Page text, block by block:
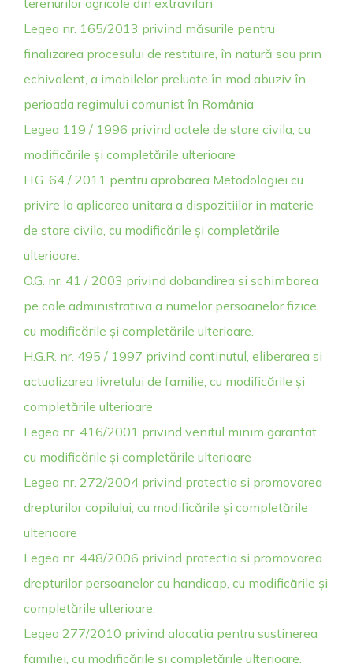
terenurilor agricole din extravilan
Legea nr. 165/2013 privind măsurile pentru
finalizarea procesului de restituire, în natură sau prin
echivalent, a imobilelor preluate în mod abuziv în
perioada regimului comunist în România
Legea 119 / 1996 privind actele de stare civila, cu
modificările și completările ulterioare
H.G. 64 / 2011 pentru aprobarea Metodologiei cu
privire la aplicarea unitara a dispozitiilor in materie
de stare civila, cu modificările și completările
ulterioare.
O.G. nr. 41 / 2003 privind dobandirea si schimbarea
pe cale administrativa a numelor persoanelor fizice,
cu modificările și completările ulterioare.
H.G.R. nr. 495 / 1997 privind continutul, eliberarea si
actualizarea livretului de familie, cu modificările și
completările ulterioare
Legea nr. 416/2001 privind venitul minim garantat,
cu modificările și completările ulterioare
Legea nr. 272/2004 privind protectia si promovarea
drepturilor copilului, cu modificările și completările
ulterioare
Legea nr. 448/2006 privind protectia si promovarea
drepturilor persoanelor cu handicap, cu modificările și
completările ulterioare.
Legea 277/2010 privind alocatia pentru sustinerea
familiei, cu modificările și completările ulterioare.